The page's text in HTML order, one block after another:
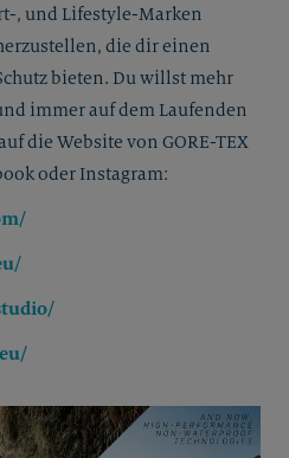
, und Lifestyle-Marken
die dir einen
bieten. Du willst mehr
immer auf dem Laufenden
die Website von GORE-TEX
oder Instagram: